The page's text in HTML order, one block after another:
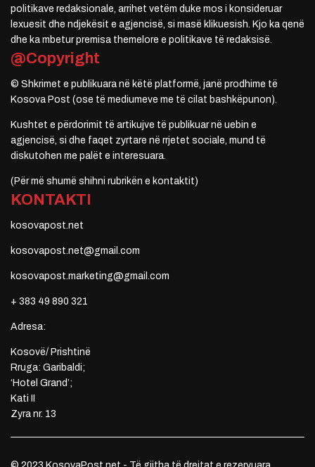
politikave redaksionale, arrihet vetëm duke mos i konsideruar
lexuesit dhe ndjekësit e agjencisë, si masë klikuesish. Kjo ka qenë
dhe ka mbetur premisa themelore e politikave të redaksisë.
@Copyright
© Shkrimet e publikuara në këtë platformë, janë prodhime të
Kosova Post (ose të mediumeve me të cilat bashkëpunon).
Kushtet e përdorimit të artikujve të publikuar në uebin e
agjencisë, si dhe faqet zyrtare në rrjetet sociale, mund të
diskutohen me palët e interesuara.
(Për më shumë shihni rubrikën e kontaktit)
KONTAKTI
kosovapost.net
kosovapost.net@gmail.com
kosovapost.marketing@gmail.com
+ 383 49 890 321
Adresa:
Kosovë/ Prishtinë
Rruga: Garibaldi;
‘Hotel Grand’;
Kati II
Zyra nr. 13